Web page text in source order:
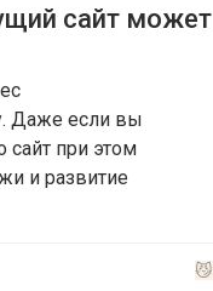
сайт может
Даже если вы
сайт при этом
и развитие
😼